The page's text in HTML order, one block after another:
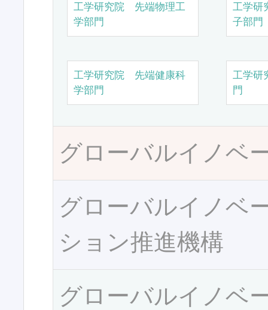
工学研究院 先端物理工
学部門
工学研
子部門
工学研究院 先端健康科
学部門
工学研
門
グローバルイノベ
グローバルイノベ
ション推進機構
グローバルイノベ